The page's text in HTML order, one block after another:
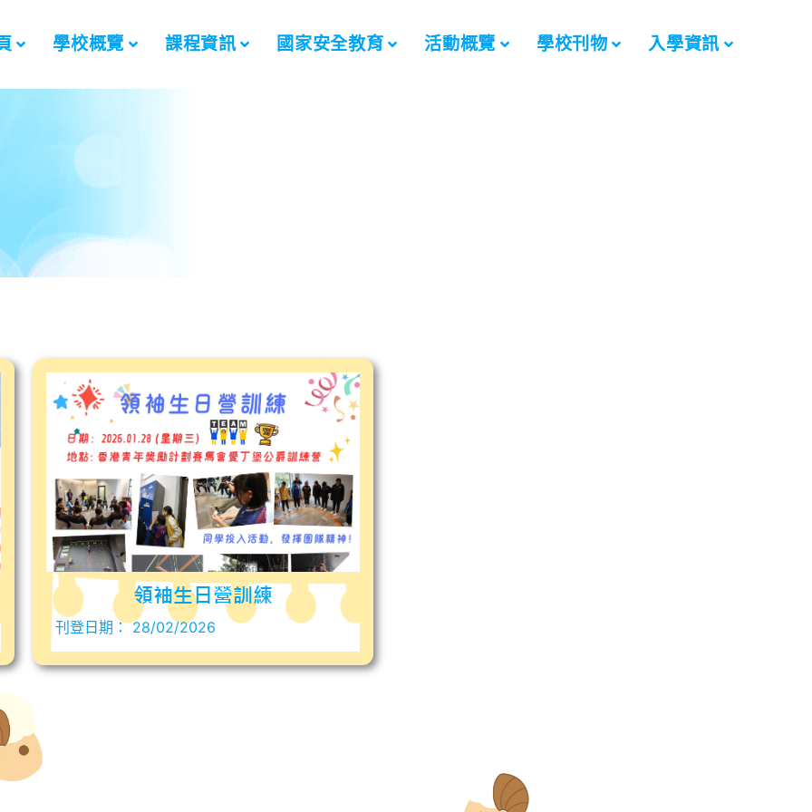
學校概覽 課程資訊 國家安全教育 活動概覽 學校刊物 入學資訊
領袖生日營訓練
刊登日期： 28/02/2026